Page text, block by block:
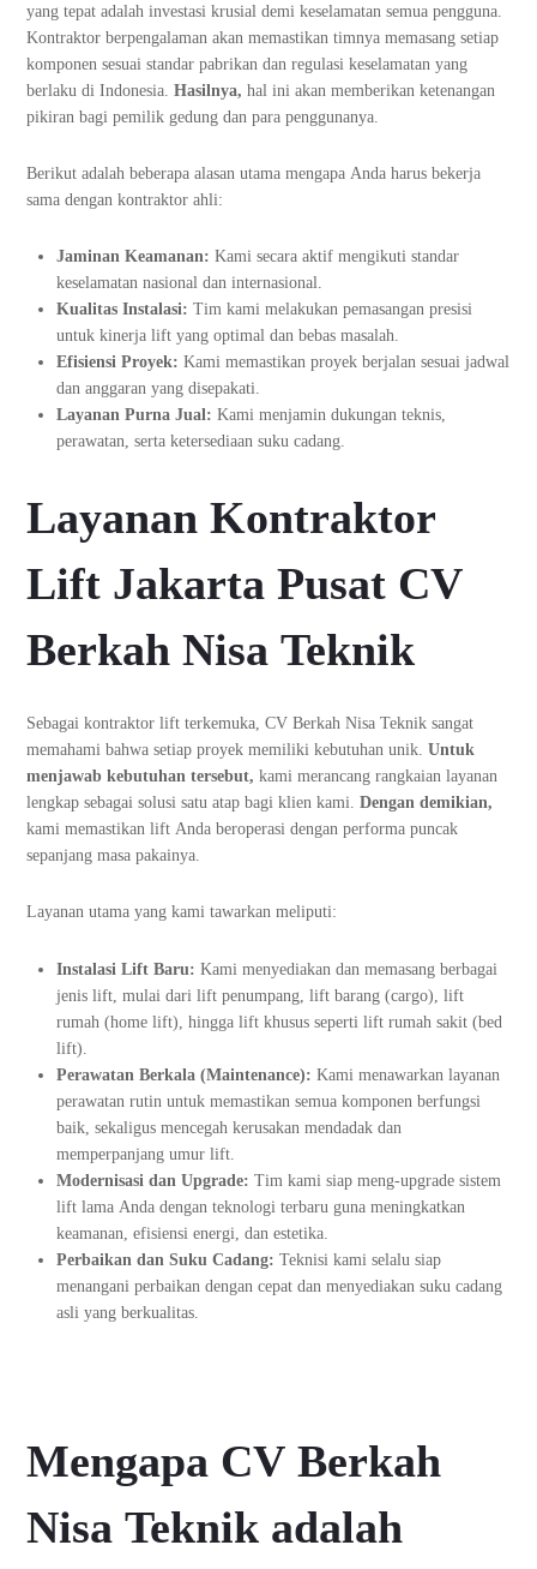
yang tepat adalah investasi krusial demi keselamatan semua pengguna.
Kontraktor berpengalaman akan memastikan timnya memasang setiap
komponen sesuai standar pabrikan dan regulasi keselamatan yang
berlaku di Indonesia.Hasilnya, hal ini akan memberikan ketenangan
pikiran bagi pemilik gedung dan para penggunanya.
Berikut adalah beberapa alasan utama mengapa Anda harus bekerja
sama dengan kontraktor ahli:
Jaminan Keamanan: Kami secara aktif mengikuti standar
keselamatan nasional dan internasional.
Kualitas Instalasi: Tim kami melakukan pemasangan presisi
untuk kinerja lift yang optimal dan bebas masalah.
Efisiensi Proyek: Kami memastikan proyek berjalan sesuai jadwal
dan anggaran yang disepakati.
Layanan Purna Jual: Kami menjamin dukungan teknis,
perawatan, serta ketersediaan suku cadang.
Layanan Kontraktor
Lift Jakarta Pusat CV
Berkah Nisa Teknik
Sebagai kontraktor lift terkemuka, CV Berkah Nisa Teknik sangat
memahami bahwa setiap proyek memiliki kebutuhan unik.Untuk
menjawab kebutuhan tersebut, kami merancang rangkaian layanan
lengkap sebagai solusi satu atap bagi klien kami.Dengan demikian,
kami memastikan lift Anda beroperasi dengan performa puncak
sepanjang masa pakainya.
Layanan utama yang kami tawarkan meliputi:
Instalasi Lift Baru: Kami menyediakan dan memasang berbagai
jenis lift, mulai dari lift penumpang, lift barang (cargo), lift
rumah (home lift), hingga lift khusus seperti lift rumah sakit (bed
lift).
Perawatan Berkala (Maintenance): Kami menawarkan layanan
perawatan rutin untuk memastikan semua komponen berfungsi
baik, sekaligus mencegah kerusakan mendadak dan
memperpanjang umur lift.
Modernisasi dan Upgrade: Tim kami siap meng-upgrade sistem
lift lama Anda dengan teknologi terbaru guna meningkatkan
keamanan, efisiensi energi, dan estetika.
Perbaikan dan Suku Cadang: Teknisi kami selalu siap
menangani perbaikan dengan cepat dan menyediakan suku cadang
asli yang berkualitas.
Mengapa CV Berkah
Nisa Teknik adalah